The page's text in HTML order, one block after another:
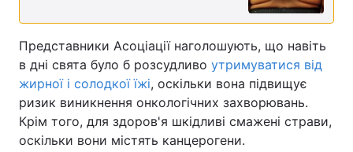
Техно і зв'язок Лайт
Зброя Інциденти
Здоров'я Туризм
Цікавинки Погода
Представники Асоціації наголошують, що навіть
в дні свята було б розсудливо утримуватися від
жирної і солодкої їжі, оскільки вона підвищує
ризик виникнення онкологічних захворювань.
Крім того, для здоров'я шкідливі смажені страви,
оскільки вони містять канцерогени.